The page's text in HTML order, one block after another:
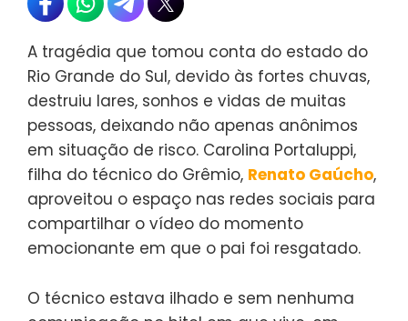
A tragédia que tomou conta do estado do
Rio Grande do Sul, devido às fortes chuvas,
destruiu lares, sonhos e vidas de muitas
pessoas, deixando não apenas anônimos
em situação de risco. Carolina Portaluppi,
filha do técnico do Grêmio, Renato Gaúcho,
aproveitou o espaço nas redes sociais para
compartilhar o vídeo do momento
emocionante em que o pai foi resgatado.
O técnico estava ilhado e sem nenhuma